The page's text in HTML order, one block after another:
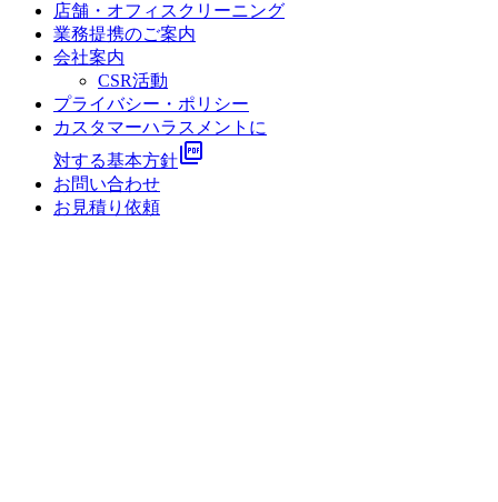
店舗・オフィスクリーニング
業務提携のご案内
会社案内
CSR活動
プライバシー・ポリシー
カスタマーハラスメントに
対する基本方針picture_as_pdf
お問い合わせ
お見積り依頼